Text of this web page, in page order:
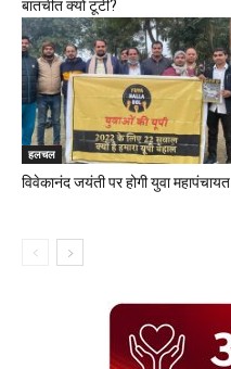
बातचीत क्यों टूटी?
हलचल
विवेकानंद जयंती पर होगी युवा महापंचायत